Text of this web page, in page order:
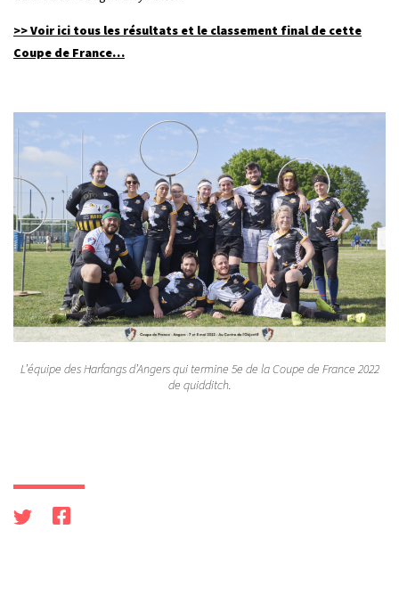
>> Voir ici tous les résultats et le classement final de cette
Coupe de France…
L’équipe des Harfangs d’Angers qui termine 5e de la Coupe de France 2022
de quidditch.